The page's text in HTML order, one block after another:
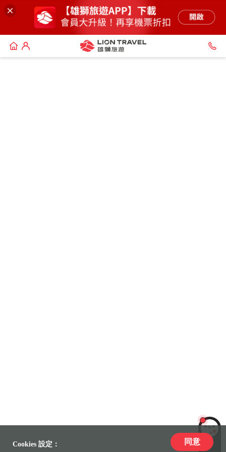
LiLi
Cookies 設定： 同意